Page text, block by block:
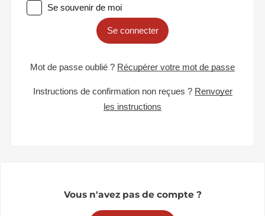
Se souvenir de moi
Se connecter
Mot de passe oublié ? Récupérer votre mot de passe
Instructions de confirmation non reçues ? Renvoyer
les instructions
Vous n'avez pas de compte ?